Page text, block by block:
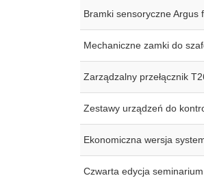
Bramki sensoryczne Argus
Mechaniczne zamki do
Zarządzalny przełącznik
Zestawy urządzeń do
Ekonomiczna wersja
Czwarta edycja